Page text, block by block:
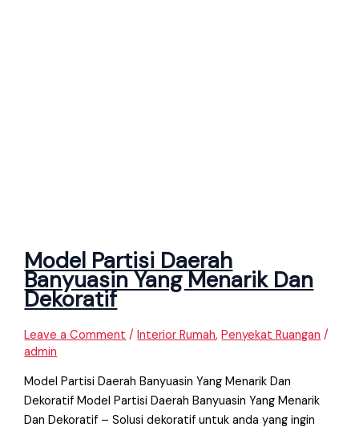
Model Partisi Daerah
Banyuasin Yang Menarik Dan
Dekoratif
Leave a Comment /Interior Rumah,Penyekat Ruangan /
admin
Model Partisi Daerah Banyuasin Yang Menarik Dan
Dekoratif Model Partisi Daerah Banyuasin Yang Menarik
Dan Dekoratif – Solusi dekoratif untuk anda yang ingin